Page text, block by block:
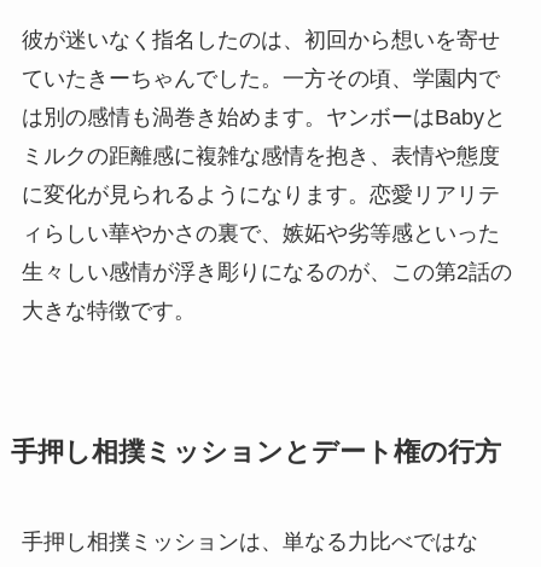
彼が迷いなく指名したのは、初回から想いを寄せ
ていたきーちゃんでした。一方その頃、学園内で
は別の感情も渦巻き始めます。ヤンボーはBabyと
ミルクの距離感に複雑な感情を抱き、表情や態度
に変化が見られるようになります。恋愛リアリテ
ィらしい華やかさの裏で、嫉妬や劣等感といった
生々しい感情が浮き彫りになるのが、この第2話の
大きな特徴です。
手押し相撲ミッションとデート権の行方
手押し相撲ミッションは、単なる力比べではな